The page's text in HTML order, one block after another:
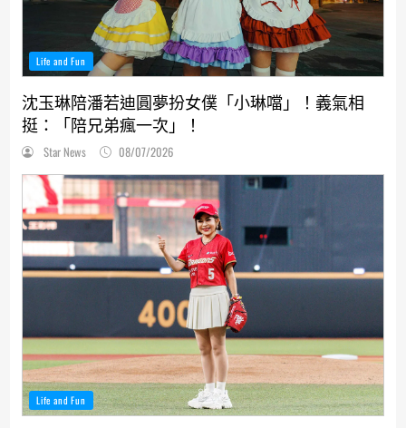
Life and Fun
沈玉琳陪潘若迪圓夢扮女僕「小琳噹」！義氣相
挺：「陪兄弟瘋一次」！
Star News 08/07/2026
Life and Fun